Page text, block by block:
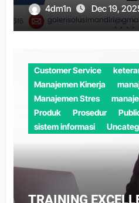
4dm1n Dec 19,
Customer Service
Manajemen Kinerja
Manajemen Stres
Produk
Prosedur
sistem informasi
TRAINING